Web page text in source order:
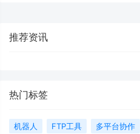
推荐资讯
热门标签
机器人 FTP工具 多平台协作